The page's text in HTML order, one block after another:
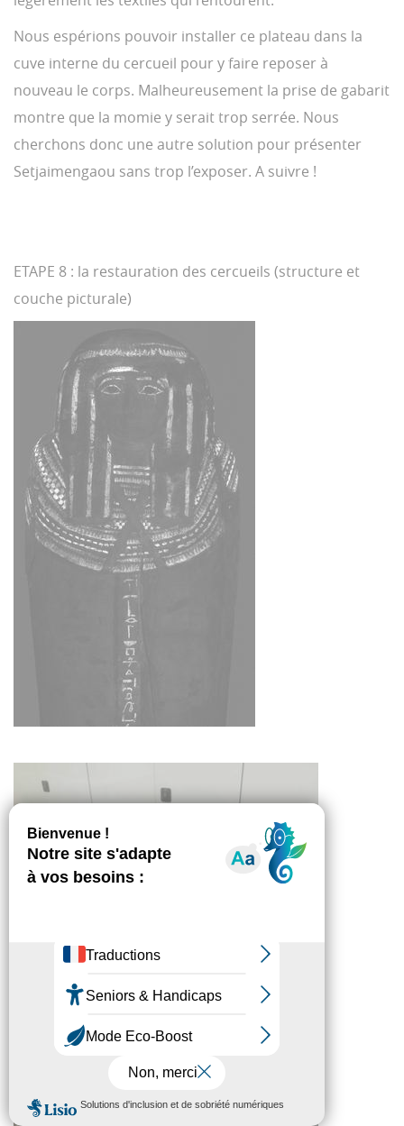
Nous espérions pouvoir installer ce plateau dans la
cuve interne du cercueil pour y faire reposer à
nouveau le corps. Malheureusement la prise de gabarit
montre que la momie y serait trop serrée. Nous
cherchons donc une autre solution pour présenter
Setjaimengaou sans trop l’exposer. A suivre !
ETAPE 8 : la restauration des cercueils (structure et
couche picturale)